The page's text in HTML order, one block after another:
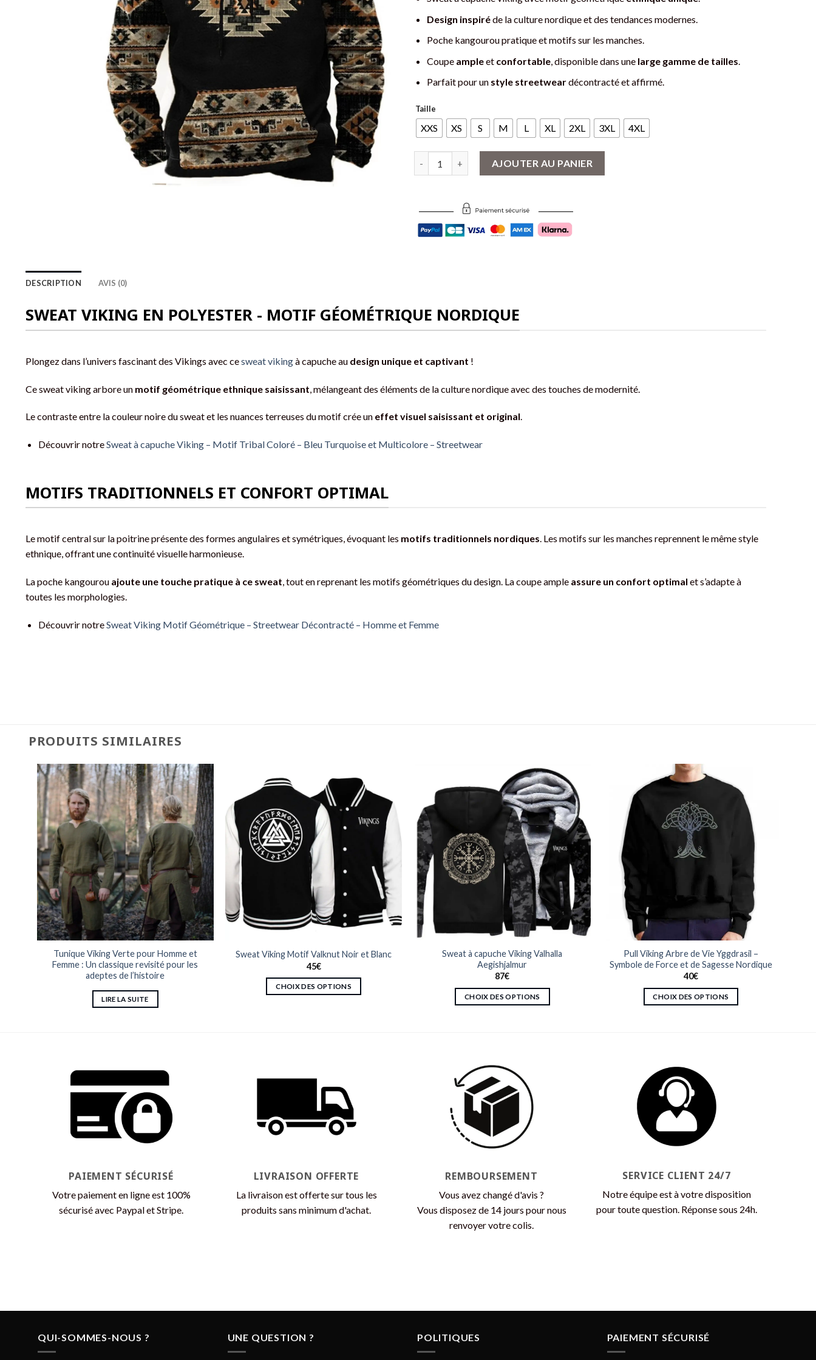
Design inspiréde la culture nordique et des tendances modernes.
Poche kangourou pratique et motifs sur les manches.
Coupe ampleet confortable, disponible dans une large gamme de tailles
Parfait pour un style streetweardécontracté et affirmé.
Taille
XXS XS S M L XL 2XL 3XL 4XL
AJOUTER AU PANIER
DESCRIPTION AVIS (0)
SWEAT VIKING EN POLYESTER - MOTIF GÉOMÉTRIQUE NORDIQUE
Plongez dans l’univers fascinant des Vikings avec cesweat vikingà capuche au design unique et captivant !
Ce sweat viking arbore un motif géométrique ethnique saisissant , mélangeant des éléments de la culture nordique avec des touches de modernité.
Le contraste entre la couleur noire du sweat et les nuances terreuses du motif crée un effet visuel saisissant et original.
Découvrir notreSweat à capuche Viking – Motif Tribal Coloré – Bleu Turquoise et Multicolore – Streetwear
MOTIFS TRADITIONNELS ET CONFORT OPTIMAL
Le motif central sur la poitrine présente des formes angulaires et symétriques, évoquant les motifs traditionnels nordiques. Les motifs sur les manches reprennent le même style
ethnique, offrant une continuité visuelle harmonieuse.
La poche kangourou ajoute une touche pratique à ce sweat, tout en reprenant les motifs géométriques du design. La coupe ample assure un confort optimal et s’adapte à
toutes les morphologies.
Découvrir notreSweat Viking Motif Géométrique – Streetwear Décontracté – Homme et Femme
PRODUITS SIMILAIRES
Tunique Viking Verte pour Homme et
Femme : Un classique revisité pour les
adeptes de l’histoire
LIRE LA SUITE
Sweat Viking Motif Valknut Noir et Blanc
45€
CHOIX DES OPTIONS
options
peuvent
être
choisies
du
produit
Sweat à capuche Viking Valhalla
Aegishjalmur
87€
CHOIX DES OPTIONS
variations.
options
peuvent
être
choisies
page
du
produit
Pull Viking Arbre de Vie Yggdrasil –
Symbole de Force et de Sagesse Nordique
40€
CHOIX DES OPTIONS
variations.
Les
options
peuvent
être
choisies
page
du
produit
PAIEMENT SÉCURISÉ
Votre paiement en ligne est 100%
sécurisé avec Paypal et Stripe.
LIVRAISON OFFERTE
La livraison est offerte sur tous les
produits sans minimum d'achat.
REMBOURSEMENT
Vous avez changé d'avis ?
Vous disposez de 14 jours pour nous
renvoyer votre colis.
SERVICE CLIENT 24/7
Notre équipe est à votre disposition
pour toute question. Réponse sous 24h.
QUI-SOMMES-NOUS ? UNE QUESTION ? POLITIQUES PAIEMENT SÉCURISÉ